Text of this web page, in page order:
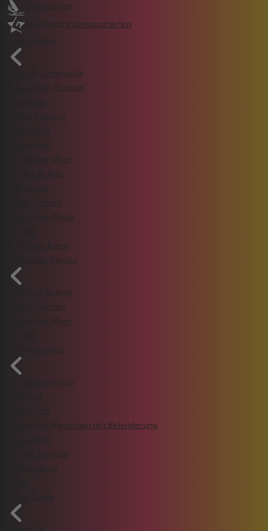
Windsurfen
Demonstrationssportarten
Sportstätten
enercity Leinewelle
Erika-Fisch-Stadion
Neues Rathaus
Steinhuder Meer
Swiss Life Hall
Wattenscheid
VGH Finals-Meile
Rund ums Event
Gastgeber-Region
Stadt und Region
Niedersachsen
Steinhuder Meer
Nachhaltigkeit
Verhaltensregeln
Zugang für Menschen mit Behinderung
Leichte Sprache
Bildergalerie